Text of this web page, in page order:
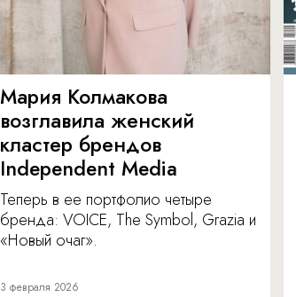
Мария Колмакова
возглавила женский
кластер брендов
Independent Media
Теперь в ее портфолио четыре
бренда: VOICE, The Symbol, Grazia и
«Новый очаг».
3 февраля 2026